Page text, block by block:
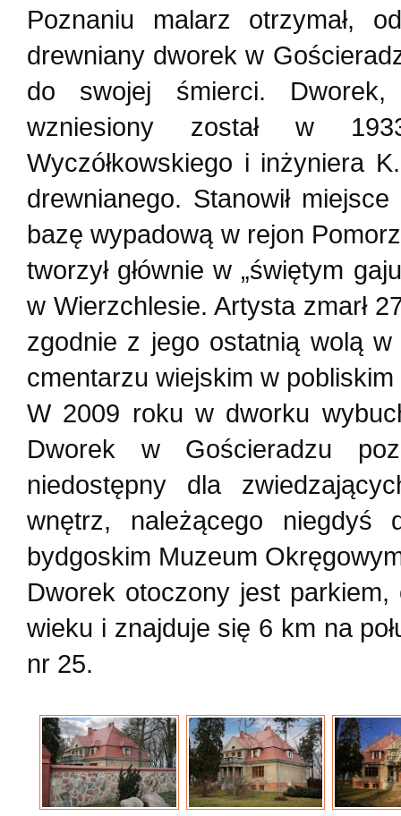
Poznaniu malarz otrzymał,
drewniany dworek w
do swojej śmierci.
wzniesiony został w
Wyczółkowskiego i inżyniera
drewnianego. Stanowił
bazę wypadową w rejon
tworzył głównie w „świętym
w Wierzchlesie. Artysta zmarł
zgodnie z jego ostatnią wolą
cmentarzu wiejskim w pobliskim
W 2009 roku w dworku
Dworek w Gościeradzu
niedostępny dla
wnętrz, należącego
bydgoskim Muzeum
Dworek otoczony jest
wieku i znajduje się 6 km na
nr 25.